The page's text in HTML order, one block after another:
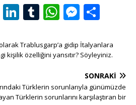
T Li
k
e
n
T
m
bl
W
at
s
p
M
ss
e
n
g
ar
e
Trablusgarp’a gidip İtalyanlara
kişilik özelliğini yansıtır? Söyleyiniz.
SONRAKI
Türklerin sorunlarıyla günümüzde
Türklerin sorunlarını karşılaştıran bir